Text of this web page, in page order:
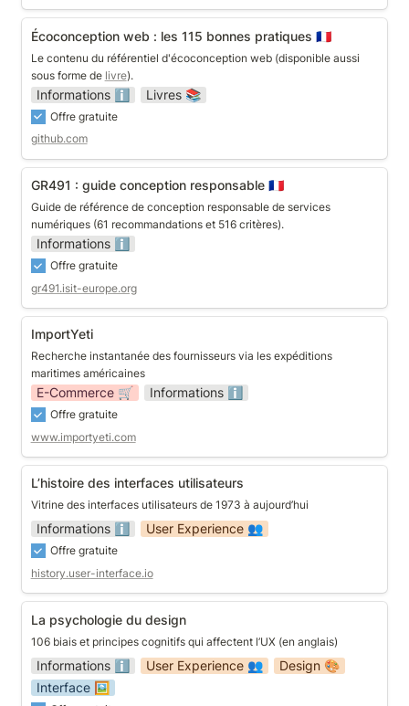
Écoconception web : les 115 bonnes pratiques 🇫🇷
Écoconception web : les 115 bonnes pratiques 🇫🇷
Le contenu du référentiel d'écoconception web (disponible aussi
sous forme de livre).
Informations ℹ️ Livres 📚
Offre gratuite
github.com
GR491 : guide conception responsable 🇫🇷
GR491 : guide conception responsable 🇫🇷
Guide de référence de conception responsable de services
numériques (61 recommandations et 516 critères).
Informations ℹ️
Offre gratuite
gr491.isit-europe.org
ImportYeti
ImportYeti
Recherche instantanée des fournisseurs via les expéditions
maritimes américaines
E-Commerce 🛒 Informations ℹ️
Offre gratuite
www.importyeti.com
L’histoire des interfaces utilisateurs
L’histoire des interfaces utilisateurs
Vitrine des interfaces utilisateurs de 1973 à aujourd’hui
Informations ℹ️ User Experience 👥
Offre gratuite
history.user-interface.io
La psychologie du design
La psychologie du design
106 biais et principes cognitifs qui affectent l’UX (en anglais)
Informations ℹ️ User Experience 👥
Design 🎨
Interface 🖼️